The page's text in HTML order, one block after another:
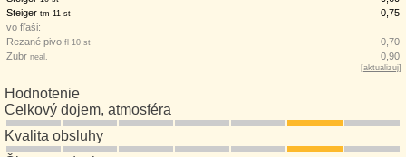
Steiger tm 11 st
0,75
vo fľaši:
Rezané pivo fl 10 st
0,70
Zubr neal. 0,90
[aktualizuj]
Hodnotenie
Celkový dojem, atmosféra
Kvalita obsluhy